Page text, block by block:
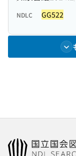
NDLC GG522